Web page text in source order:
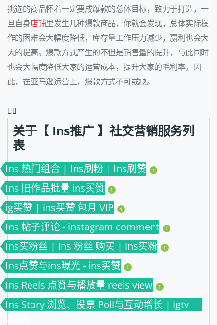
挑选的商品怀着一定要成爆款的总体目标，致力于打造，一
旦自身店铺里发生几种爆款商品，你就会发现，总体实际操
作的困难会大幅度降低，库存量工作压力减少，赢利也会大
大的提高。爆款方式产生的不但是销售量的提升，与此同时
也会大幅度降低大家的运营成本，提升大家的毛利率。因
此，在亚马逊运营上，爆款方式不可或缺。
❤️‍🔥
关于【 Ins推广 】社交营销服务列
表
Ins 热门组合 | Ins刷粉 | Ins刷赞 1
Ins 旧作品批量 ins买赞 1
ig买赞 | ins买赞 包月 VIP 1
Ins 帖子评论 - instagram comment 1
Ins买粉丝 | ins 粉丝 购买 | ins买粉 1
Ins点赞与ins曝光 - ins买赞 1
Ins Reels 点赞与播放量 reels view 1
Ins Story 浏览、投票 Poll与互动增长 | igtv
views